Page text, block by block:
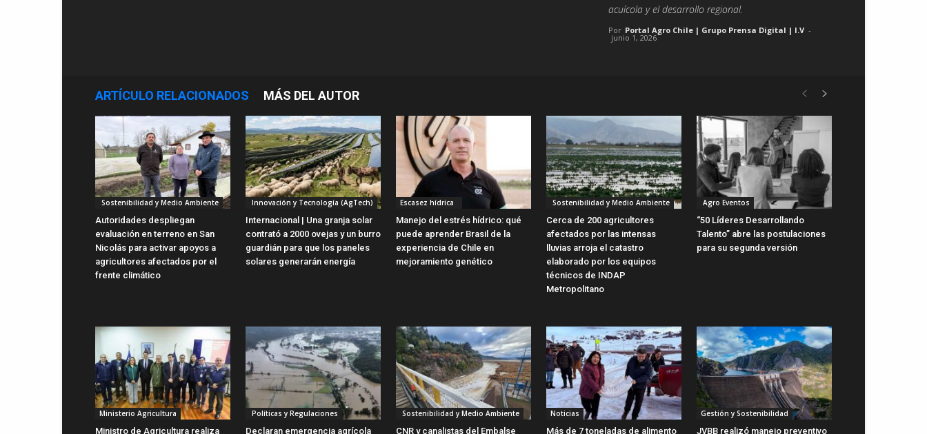
acuícola y el desarrollo regional.
Por Portal Agro Chile | Grupo Prensa Digital | I.V -
junio 1, 2026
ARTÍCULO RELACIONADOS MÁS DEL AUTOR
Sostenibilidad y Medio Ambiente
Autoridades despliegan
evaluación en terreno en San
Nicolás para activar apoyos a
agricultores afectados por el
frente climático
Innovación y Tecnología (AgTech)
Internacional | Una granja solar
contrató a 2000 ovejas y un burro
guardián para que los paneles
solares generarán energía
Escasez hídrica
Manejo del estrés hídrico: qué
puede aprender Brasil de la
experiencia de Chile en
mejoramiento genético
Sostenibilidad y Medio Ambiente
Cerca de 200 agricultores
afectados por las intensas
lluvias arroja el catastro
elaborado por los equipos
técnicos de INDAP
Metropolitano
Agro Eventos
“50 Líderes Desarrollando
Talento” abre las postulaciones
para su segunda versión
Ministerio Agricultura
Ministro de Agricultura realiza
Políticas y Regulaciones
Declaran emergencia agrícola
Sostenibilidad y Medio Ambiente
CNR y canalistas del Embalse
Noticias
Más de 7 toneladas de alimento
Gestión y Sostenibilidad
JVBB realizó manejo preventivo